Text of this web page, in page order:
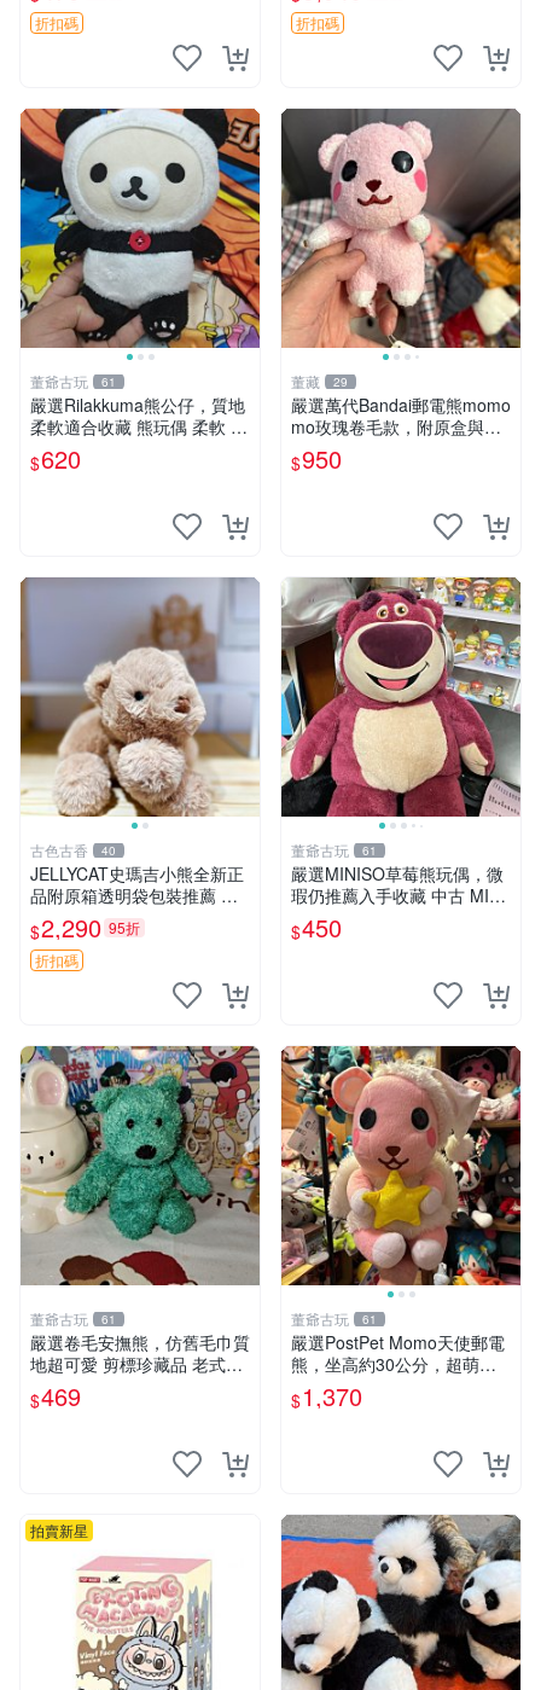
折扣碼
elly
折扣碼
董爺古玩 61
嚴選Rilakkuma熊公仔，質地
柔軟適合收藏 熊玩偶 柔軟 公
仔 收藏
$620
董藏 29
嚴選萬代Bandai郵電熊momo
mo玫瑰卷毛款，附原盒與吊
牌，粉嫩可愛入手即柔軟～
玫瑰卷毛 郵電熊 正品
$950
古色古香 40
JELLYCAT史瑪吉小熊全新正
品附原箱透明袋包裝推薦 透
明袋 包裝盒 史瑪吉小熊
$2,290 95折
折扣碼
董爺古玩 61
嚴選MINISO草莓熊玩偶，微
瑕仍推薦入手收藏 中古 MINI
SO 草莓熊 玩具 收藏
$450
董爺古玩 61
嚴選卷毛安撫熊，仿舊毛巾質
地超可愛 剪標珍藏品 老式毛
巾質地 安撫熊 款式
$469
董爺古玩 61
嚴選PostPet Momo天使郵電
熊，坐高約30公分，超萌可
愛收藏首選 天使郵電熊 Mom
o熊 玩具
$1,370
拍賣新星